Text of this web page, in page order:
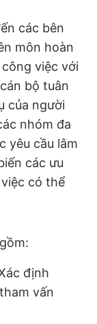
các bên
môn hoàn
việc với
bộ tuân
của người
nhóm đa
yêu cầu lâm
các ưu
có thể
định
vấn